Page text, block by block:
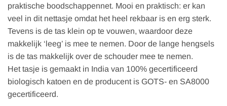
praktische boodschappennet. Mooi en praktisch: er kan
veel in dit nettasje omdat het heel rekbaar is en erg sterk.
Tevens is de tas klein op te vouwen, waardoor deze
makkelijk ‘leeg’ is mee te nemen. Door de lange hengsels
is de tas makkelijk over de schouder mee te nemen.
Het tasje is gemaakt in India van 100% gecertificeerd
biologisch katoen en de producent is GOTS- en SA8000
gecertificeerd.